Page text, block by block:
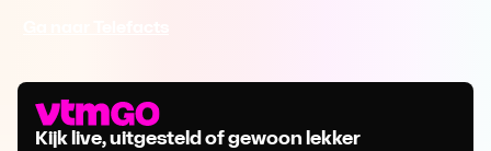
Kijk live, uitgesteld of gewoon lekker